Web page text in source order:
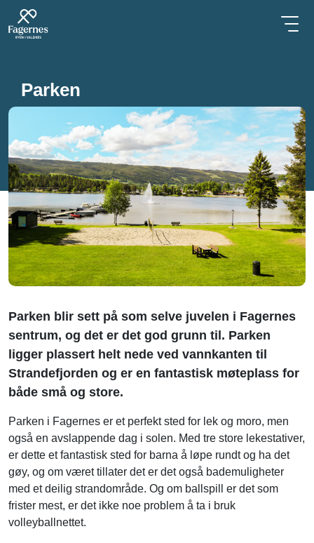
Parken
Parken blir sett på som selve juvelen i Fagernes
sentrum, og det er det god grunn til. Parken
ligger plassert helt nede ved vannkanten til
Strandefjorden og er en fantastisk møteplass for
både små og store.
Parken i Fagernes er et perfekt sted for lek og moro, men
også en avslappende dag i solen. Med tre store lekestativer,
er dette et fantastisk sted for barna å løpe rundt og ha det
gøy, og om været tillater det er det også bademuligheter
med et deilig strandområde. Og om ballspill er det som
frister mest, er det ikke noe problem å ta i bruk
volleyballnettet.